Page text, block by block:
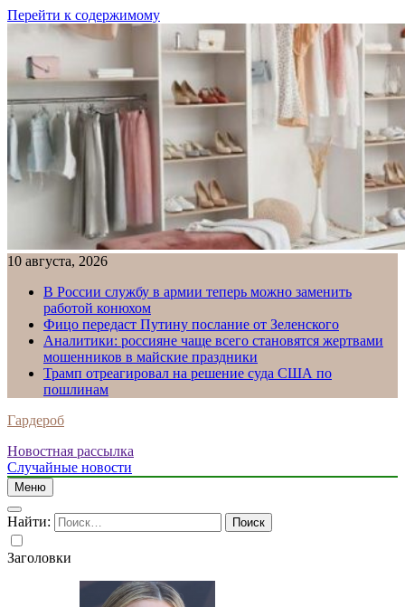
Перейти к содержимому
10 августа, 2026
В России службу в армии теперь можно заменить
работой конюхом
Фицо передаст Путину послание от Зеленского
Аналитики: россияне чаще всего становятся жертвами
мошенников в майские праздники
Трамп отреагировал на решение суда США по
пошлинам
Гардероб
Новостная рассылка
Случайные новости
Меню
Найти:
Заголовки